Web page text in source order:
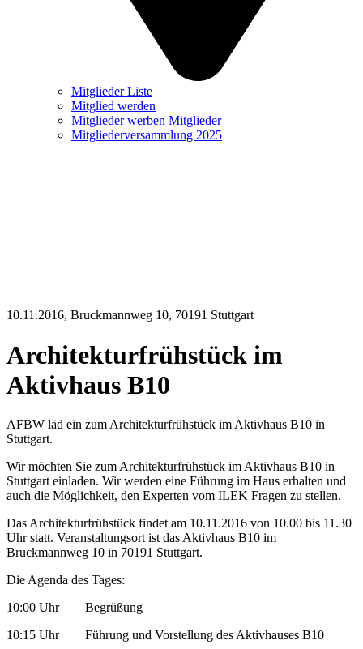
Mitglieder Liste
Mitglied werden
Mitglieder werben Mitglieder
Mitgliederversammlung 2025
10.11.2016, Bruckmannweg 10, 70191 Stuttgart
Architekturfrühstück im
Aktivhaus B10
AFBW läd ein zum Architekturfrühstück im Aktivhaus B10 in
Stuttgart.
Wir möchten Sie zum Architekturfrühstück im Aktivhaus B10 in
Stuttgart einladen. Wir werden eine Führung im Haus erhalten und
auch die Möglichkeit, den Experten vom ILEK Fragen zu stellen.
Das Architekturfrühstück findet am 10.11.2016 von 10.00 bis 11.30
Uhr statt. Veranstaltungsort ist das Aktivhaus B10 im
Bruckmannweg 10 in 70191 Stuttgart.
Die Agenda des Tages:
10:00 Uhr Begrüßung
10:15 Uhr Führung und Vorstellung des Aktivhauses B10